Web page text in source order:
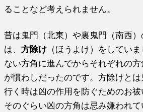
ることなど考えられません。
昔は鬼門（北東）や裏鬼門（南西
は、方除け （ほうよけ）をしてい
ない方角に進んでからそれぞれの
が慣わしだったのです。方除けと
行く時は凶の作用を防ぐためのお祓
そのぐらい凶の方角は忌み嫌われて